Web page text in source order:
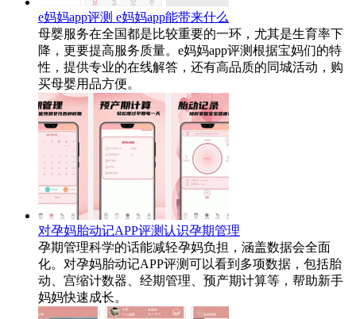
e妈妈app评测 e妈妈app能带来什么
母婴服务在全国都是比较重要的一环，尤其是生育率下
降，更要提高服务质量。e妈妈app评测根据宝妈们的特
性，提供专业的在线解答，还有高品质的同城活动，购
买母婴用品方便。
对孕妈胎动记APP评测认识孕期管理
孕期管理科学的话能减轻孕妈负担，涵盖数据会全面
化。对孕妈胎动记APP评测可以看到多项数据，包括胎
动、宫缩计数器、经期管理、预产期计算等，帮助新手
妈妈快速成长。